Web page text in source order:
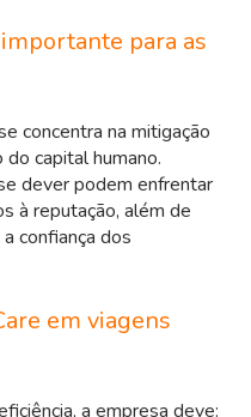
para as
concentra na mitigação
capital humano.
dever podem enfrentar
à reputação, além de
confiança dos
em viagens
a empresa deve: